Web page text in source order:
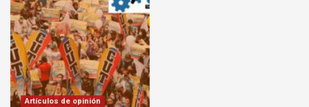
Artículos de opinión